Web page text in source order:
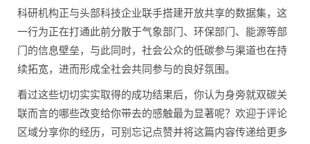
科研机构正与头部科技企业联手搭建开放共享的数据集，这
一行为正在打通此前分散于气象部门、环保部门、能源等部
门的信息壁垒，与此同时，社会公众的低碳参与渠道也在持
续拓宽，进而形成全社会共同参与的良好氛围。
看过这些切切实实取得的成功结果后，你认为身旁就双碳关
联而言的哪些改变给你带去的感触最为显著呢？欢迎于评论
区域分享你的经历，可别忘记点赞并将这篇内容传递给更多